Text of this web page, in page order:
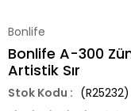
Bonlife
Bonlife A-300
Artistik Sır
(R25232)